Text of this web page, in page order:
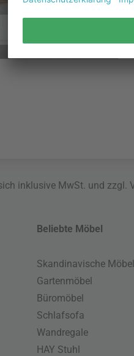
inklusive MwSt. und zzgl.
Beliebte Möbel
Skandinavische Möbel
Gartenmöbel
Büromöbel
Schlafsofa
Wandregale
HAY Stuhl